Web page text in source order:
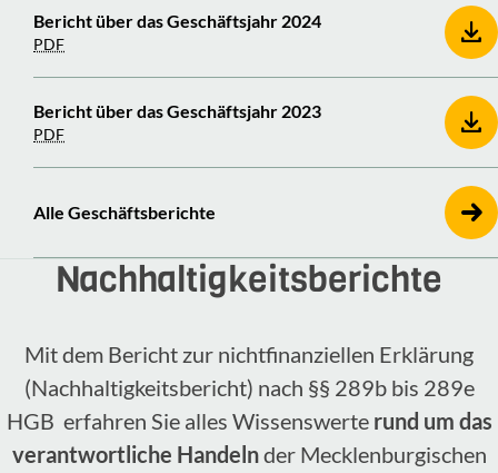
Bericht über das Geschäftsjahr 2024
PDF
Bericht über das Geschäftsjahr 2023
PDF
Alle Geschäftsberichte
Nachhaltigkeitsberichte
Mit dem Bericht zur nichtfinanziellen Erklärung
(Nachhaltigkeitsbericht) nach §§ 289b bis 289e
HGB erfahren Sie alles Wissenswerte rund um das
verantwortliche Handelnder Mecklenburgischen